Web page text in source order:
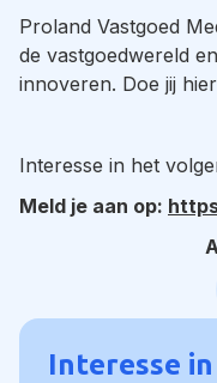
Proland Vastgoed
de vastgoedwereld
innoveren. Doe jij
Interesse in het
Meld je aan op:
Interesse